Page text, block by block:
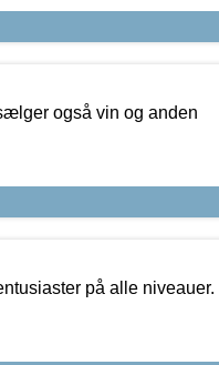
også vin og anden
på alle niveauer.